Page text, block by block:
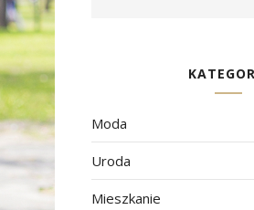
Moda
Uroda
Mieszkanie